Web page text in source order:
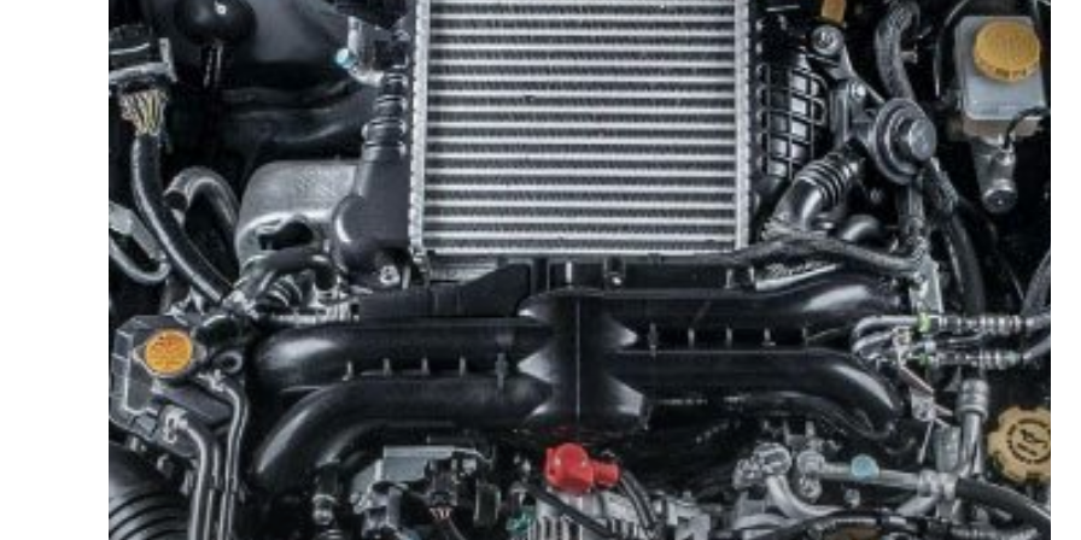
Mesin
Diesel